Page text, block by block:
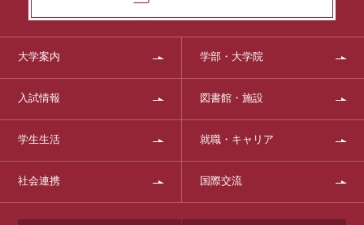
大学案内 学部・大学院
入試情報 図書館・施設
学生生活 就職・キャリア
社会連携 国際交流